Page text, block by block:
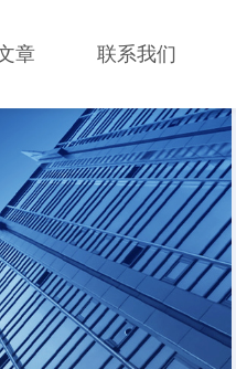
章 联系我们